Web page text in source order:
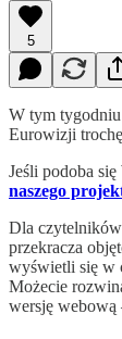
5
W tym
Eurowizji
Jeśli podoba
naszego
Dla
przekracza
wyświetli się w
Możecie
wersję webową